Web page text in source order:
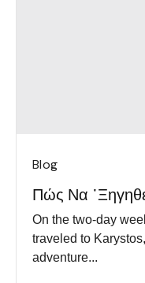
Blog
Πώς Να
On the two-day
traveled to
adventure...